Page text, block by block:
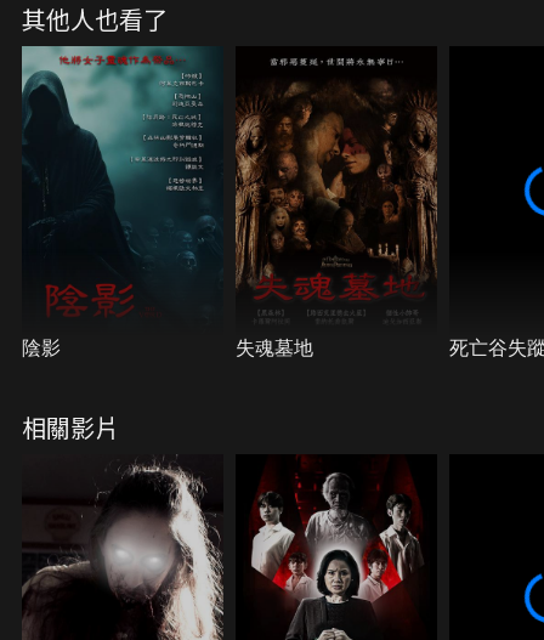
在邪惡完全吞噬妻子前，揭開古老詛咒的真相對抗這
棟房子的黑暗力量。
其他人也看了
陰影 失魂墓地 死亡谷失
相關影片